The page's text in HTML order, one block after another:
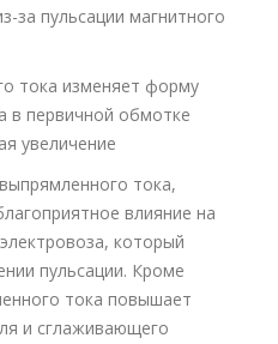
за пульсации магнитного
тока изменяет форму
в первичной обмотке
увеличение
тока,
влияние на
который
пульсации. Кроме
тока повышает
и сглаживающего